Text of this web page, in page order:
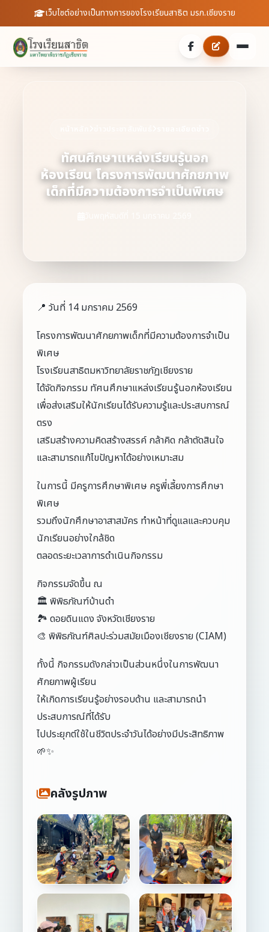
เว็บไซต์อย่างเป็นทางการของโรงเรียนสาธิต มรภ.เชียงราย
ประวัติความเป็นมา
บุคลากร
สถิตินักเรียน
ประชาสัมพันธ์
ข่าวสารจากโรงเรียน
สายตรงผู้อำนวยการ
ทัศนศึกษาแหล่งเรียนรู้นอก
ห้องเรียน โครงการพัฒนาศักยภาพ
เด็กที่มีความต้องการจำเป็นพิเศษ
📍 วันที่ 14 มกราคม 2569
โครงการพัฒนาศักยภาพเด็กที่มีความต้องการจำเป็น
พิเศษ
โรงเรียนสาธิตมหาวิทยาลัยราชภัฏเชียงราย
ได้จัดกิจกรรม ทัศนศึกษาแหล่งเรียนรู้นอกห้องเรียน
เพื่อส่งเสริมให้นักเรียนได้รับความรู้และประสบการณ์
ตรง
เสริมสร้างความคิดสร้างสรรค์ กล้าคิด กล้าตัดสินใจ
และสามารถแก้ไขปัญหาได้อย่างเหมาะสม
ในการนี้ มีครูการศึกษาพิเศษ ครูพี่เลี้ยงการศึกษา
พิเศษ
รวมถึงนักศึกษาอาสาสมัคร ทำหน้าที่ดูแลและควบคุม
นักเรียนอย่างใกล้ชิด
ตลอดระยะเวลาการดำเนินกิจกรรม
กิจกรรมจัดขึ้น ณ
🏛 พิพิธภัณฑ์บ้านดำ
🏞 ดอยดินแดง จังหวัดเชียงราย
🎨 พิพิธภัณฑ์ศิลปะร่วมสมัยเมืองเชียงราย (CIAM)
ทั้งนี้ กิจกรรมดังกล่าวเป็นส่วนหนึ่งในการพัฒนา
ศักยภาพผู้เรียน
ให้เกิดการเรียนรู้อย่างรอบด้าน และสามารถนำ
ประสบการณ์ที่ได้รับ
ไปประยุกต์ใช้ในชีวิตประจำวันได้อย่างมีประสิทธิภาพ
🌱✨
คลังรูปภาพ